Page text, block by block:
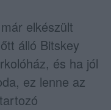
elkészült
álló Bitskey
és ha jól
ez lenne az